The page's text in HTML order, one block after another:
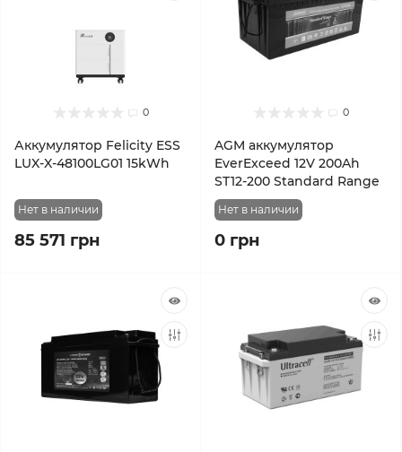
0
Аккумулятор Felicity ESS
LUX-X-48100LG01 15kWh
Нет в наличии
85 571 грн
0
AGM аккумулятор
EverExceed 12V 200Ah
ST12-200 Standard Range
Нет в наличии
0 грн